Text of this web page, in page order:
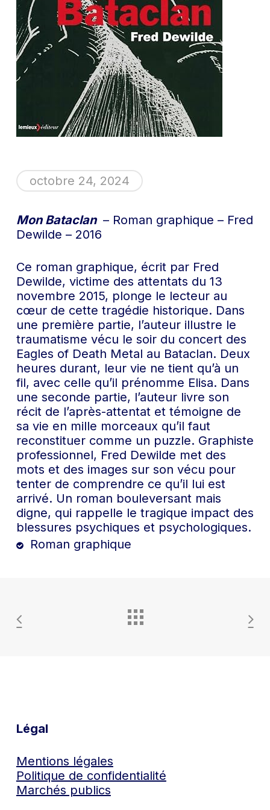
octobre 24, 2024
Mon Bataclan – Roman graphique – Fred
Dewilde – 2016
Ce roman graphique, écrit par Fred
Dewilde, victime des attentats du 13
novembre 2015, plonge le lecteur au
cœur de cette tragédie historique. Dans
une première partie, l’auteur illustre le
traumatisme vécu le soir du concert des
Eagles of Death Metal au Bataclan. Deux
heures durant, leur vie ne tient qu’à un
fil, avec celle qu’il prénomme Elisa. Dans
une seconde partie, l’auteur livre son
récit de l’après-attentat et témoigne de
sa vie en mille morceaux qu’il faut
reconstituer comme un puzzle. Graphiste
professionnel, Fred Dewilde met des
mots et des images sur son vécu pour
tenter de comprendre ce qu’il lui est
arrivé. Un roman bouleversant mais
digne, qui rappelle le tragique impact des
blessures psychiques et psychologiques.
Roman graphique
Légal
Mentions légales
Politique de confidentialité
Marchés publics